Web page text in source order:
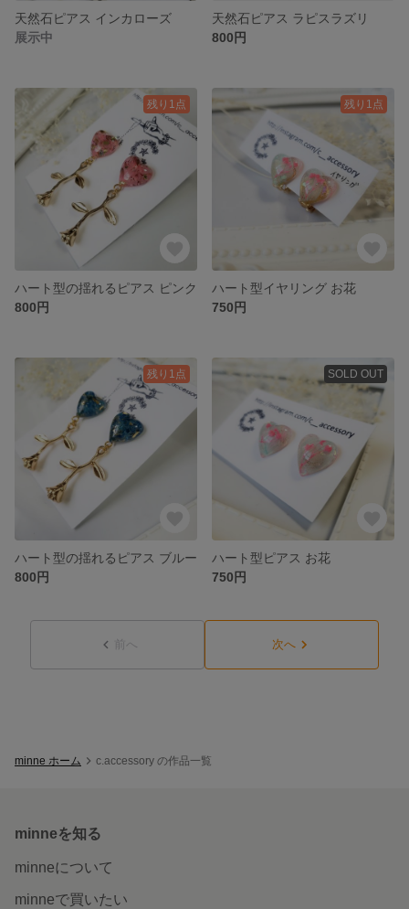
天然石ピアス インカローズ
展示中
天然石ピアス ラピスラズリ
800円
残り1点
ハート型の揺れるピアス ピンク
800円
残り1点
ハート型イヤリング お花
750円
残り1点
ハート型の揺れるピアス ブルー
800円
SOLD OUT
ハート型ピアス お花
750円
前へ 次へ
minne ホーム c.accessory の作品一覧
minneを知る
minneについて
minneで買いたい